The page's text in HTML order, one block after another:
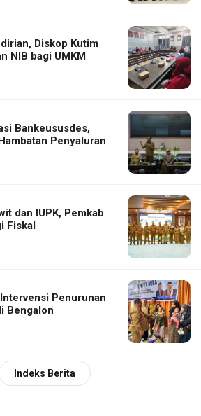
Diskop Kutim
NIB bagi UMKM
Bankeususdes,
Penyaluran
dan IUPK, Pemkab
Fiskal
Penurunan
Bengalon
Indeks Berita